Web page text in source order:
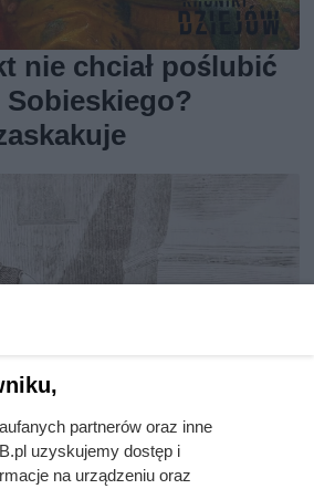
nie chciał poślubić
Sobieskiego?
partnerów oraz inne
uzyskujemy dostęp i
na urządzeniu oraz